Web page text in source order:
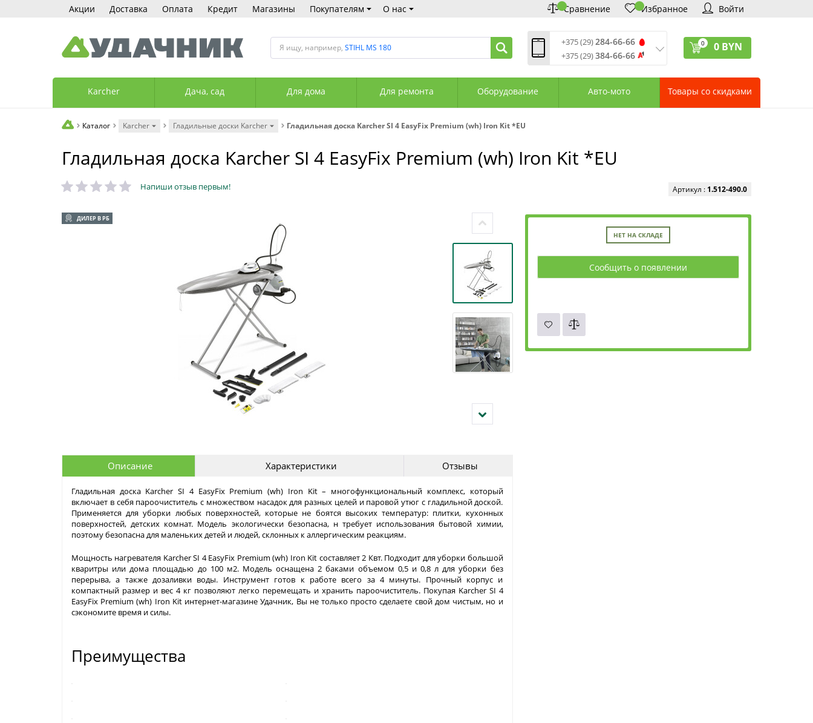
Акции Доставка Оплата Кредит Магазины Покупателям О нас Сравнение Избранное Войти
Я ищу, например, STIHL MS 180 +375 (29)284-66-66
+375 (29)384-66-66
Сб: 10:00—18:00
Магазины «Удачник»
0 0 BYN
Karcher Дача, сад Для дома Для ремонта Оборудование Авто-мото Товары со скидками
Каталог Karcher Гладильные доски Karcher Гладильная доска Karcher SI 4 EasyFix Premium (wh) Iron Kit *EU
Гладильная доска Karcher SI 4 EasyFix Premium (wh) Iron Kit *EU
Напиши отзыв первым!
ДИЛЕР В РБ
Артикул : 1.512-490.0
НЕТ НА СКЛАДЕ
Сообщить о появлении
Описание Характеристики Отзывы
Гладильная доска Karcher SI 4 EasyFix Premium (wh) Iron Kit – многофункциональный комплекс, который
включает в себя пароочиститель с множеством насадок для разных целей и паровой утюг с гладильной доской.
Применяется для уборки любых поверхностей, которые не боятся высоких температур: плитки, кухонных
поверхностей, детских комнат. Модель экологически безопасна, н требует использования бытовой химии,
поэтому безопасна для маленьких детей и людей, склонных к аллергическим реакциям.
Мощность нагревателя Karcher SI 4 EasyFix Premium (wh) Iron Kit составляет 2 Квт. Подходит для уборки большой
кваритры или дома площадью до 100 м2. Модель оснащена 2 баками объемом 0,5 и 0,8 л для уборки без
перерыва, а также дозаливки воды. Инструмент готов к работе всего за 4 минуты. Прочный корпус и
компактный размер и вес 4 кг позволяют легко перемещать и хранить пароочиститель. Покупая Karcher SI 4
EasyFix Premium (wh) Iron Kit интернет-магазине Удачник, Вы не только просто сделаете свой дом чистым, но и
сэкономите время и силы.
Преимущества